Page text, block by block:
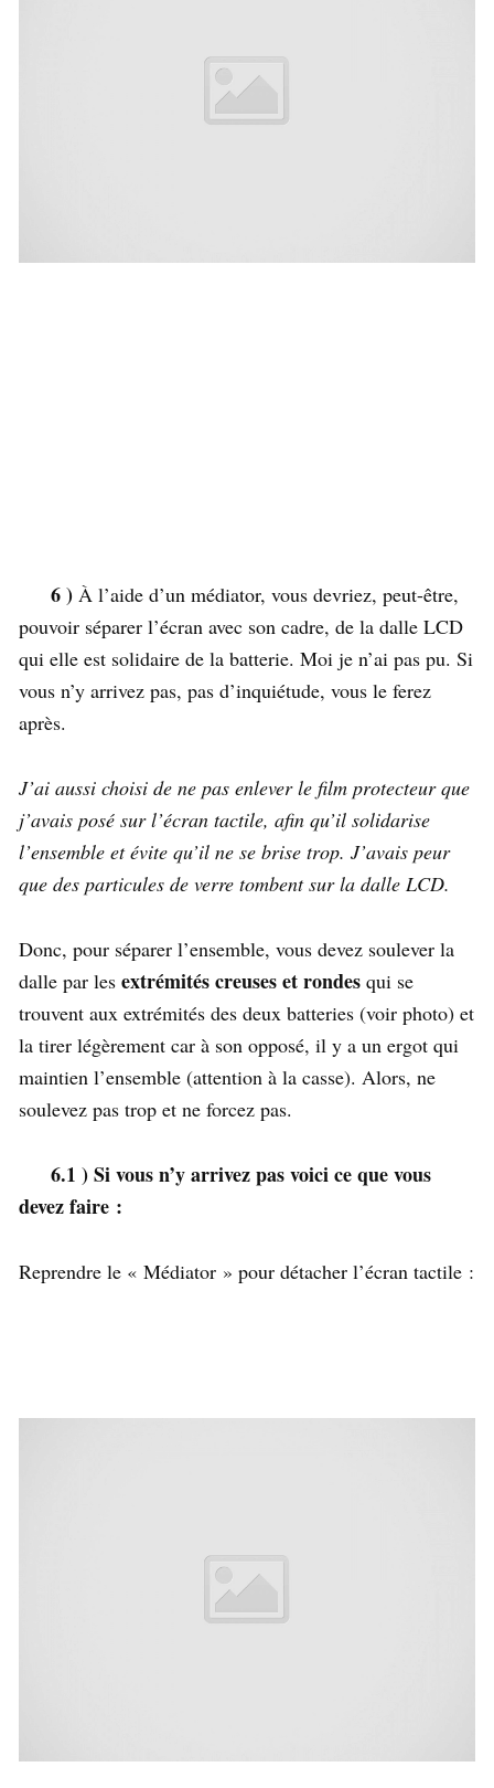
6 ) À l’aide d’un médiator, vous devriez, peut-être,
pouvoir séparer l’écran avec son cadre, de la dalle LCD
qui elle est solidaire de la batterie. Moi je n’ai pas pu. Si
vous n’y arrivez pas, pas d’inquiétude, vous le ferez
après.
J’ai aussi choisi de ne pas enlever le film protecteur que
j’avais posé sur l’écran tactile, afin qu’il solidarise
l’ensemble et évite qu’il ne se brise trop. J’avais peur
que des particules de verre tombent sur la dalle LCD.
Donc, pour séparer l’ensemble, vous devez soulever la
dalle par les extrémités creuses et rondes qui se
trouvent aux extrémités des deux batteries (voir photo) et
la tirer légèrement car à son opposé, il y a un ergot qui
maintien l’ensemble (attention à la casse). Alors, ne
soulevez pas trop et ne forcez pas.
6.1 )Si vous n’y arrivez pas voici ce que vous
devez faire :
Reprendre le « Médiator » pour détacher l’écran tactile :